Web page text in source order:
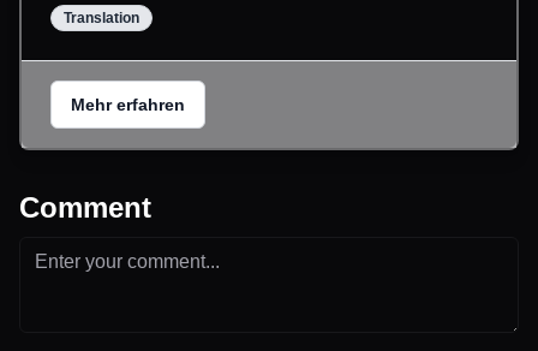
Translation
Mehr erfahren
Comment